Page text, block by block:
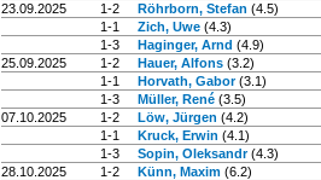
23.09.2025
1-2 Röhrborn, Stefan (4.5)
1-1
Zich, Uwe (4.3)
1-3
Haginger, Arnd (4.9)
25.09.2025
1-2 Hauer, Alfons (3.2)
1-1
Horvath, Gabor(3.1)
1-3
Müller, René (3.5)
07.10.2025
1-2 Löw, Jürgen (4.2)
1-1
Kruck, Erwin (4.1)
1-3
Sopin, Oleksandr(4.3)
28.10.2025
1-2 Künn, Maxim (6.2)